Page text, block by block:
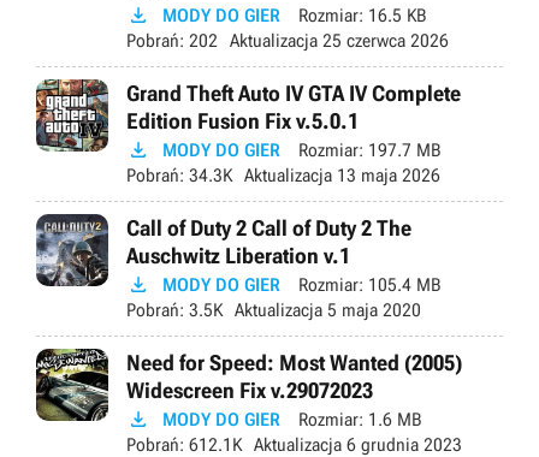
 MODY DO GIER Rozmiar: 16.5 KB
Pobrań: 202 Aktualizacja 25 czerwca 2026
Grand Theft Auto IV GTA IV Complete
Edition Fusion Fix v.5.0.1
 MODY DO GIER Rozmiar: 197.7 MB
Pobrań: 34.3K Aktualizacja 13 maja 2026
Call of Duty 2 Call of Duty 2 The
Auschwitz Liberation v.1
 MODY DO GIER Rozmiar: 105.4 MB
Pobrań: 3.5K Aktualizacja 5 maja 2020
Need for Speed: Most Wanted (2005)
Widescreen Fix v.29072023
 MODY DO GIER Rozmiar: 1.6 MB
Pobrań: 612.1K Aktualizacja 6 grudnia 2023